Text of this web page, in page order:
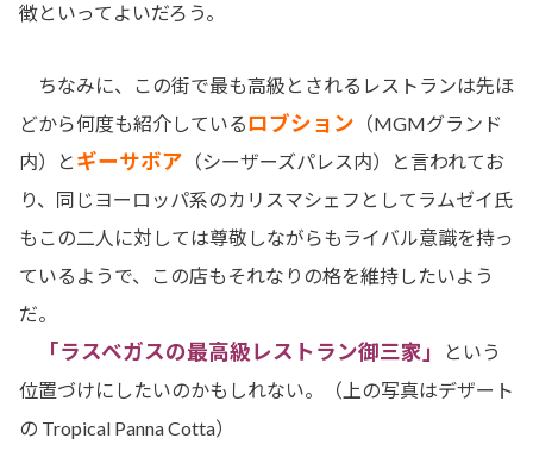
徴といってよいだろう。
ちなみに、この街で最も高級とされるレストランは先ほ
どから何度も紹介しているロブション （MGMグランド
内）と ギーサボア （シーザーズパレス内）と言われてお
り、同じヨーロッパ系のカリスマシェフとしてラムゼイ氏
もこの二人に対しては尊敬しながらもライバル意識を持っ
ているようで、この店もそれなりの格を維持したいよう
だ。
「ラスベガスの最高級レストラン御三家」
という
位置づけにしたいのかもしれない。（上の写真はデザート
の Tropical Panna Cotta）